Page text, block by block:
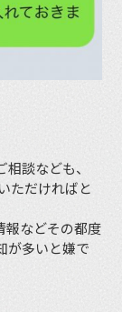
談なども、
ただければと
報などその都度
が多いと嫌で